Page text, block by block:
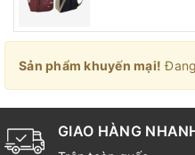
Sản phẩm khuyến mại!
GIAO HÀNG